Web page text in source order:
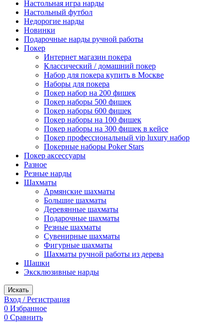
Настольная игра нарды
Настольный футбол
Недорогие нарды
Новинки
Подарочные нарды ручной работы
Покер
Интернет магазин покера
Классический / домашний покер
Набор для покера купить в Москве
Наборы для покера
Покер набор на 200 фишек
Покер наборы 500 фишек
Покер наборы 600 фишек
Покер наборы на 100 фишек
Покер наборы на 300 фишек в кейсе
Покер профессиональный vip luxury набор
Покерные наборы Poker Stars
Покер аксессуары
Разное
Резные нарды
Шахматы
Армянские шахматы
Большие шахматы
Деревянные шахматы
Подарочные шахматы
Резные шахматы
Сувенирные шахматы
Фигурные шахматы
Шахматы ручной работы из дерева
Шашки
Эксклюзивные нарды
Искать
Вход / Регистрация
0 Избранное
0 Сравнить